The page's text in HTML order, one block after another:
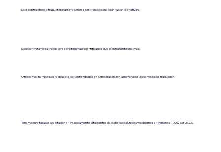
Solo contratamos a traductores profesionales certificados que sean hablantes nativos.
Solo contratamos a traductores profesionales certificados que sean hablantes nativos.
Ofrecemos tiempos de respuesta bastante rápidos en comparación con la mayoría de los servicios de traducción.
Tenemos una tasa de aceptación extremadamente alta dentro de los Estados Unidos y gobiernos extranjeros. 100% con USCIS.